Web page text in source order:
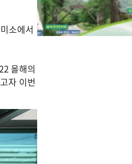
소에서
올해의
자 이번